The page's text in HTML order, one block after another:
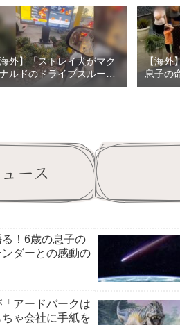
海外】「ストレイ犬がマク
ナルドのドライブスルーを
ター！車ごとに食べ物を
【海外
息子の
ーとの
ース
る！6歳の息子の
ダーとの感動の
「アードバークは
ゃ会社に手紙を